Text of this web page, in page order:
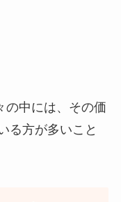
の中には、その価
る方が多いこと